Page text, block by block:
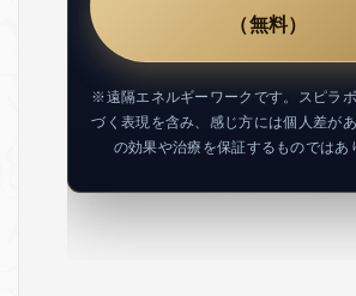
（無料）
※遠隔エネルギーワークです。スピラ
づく表現を含み、感じ方には個人差が
の効果や治療を保証するものではあ